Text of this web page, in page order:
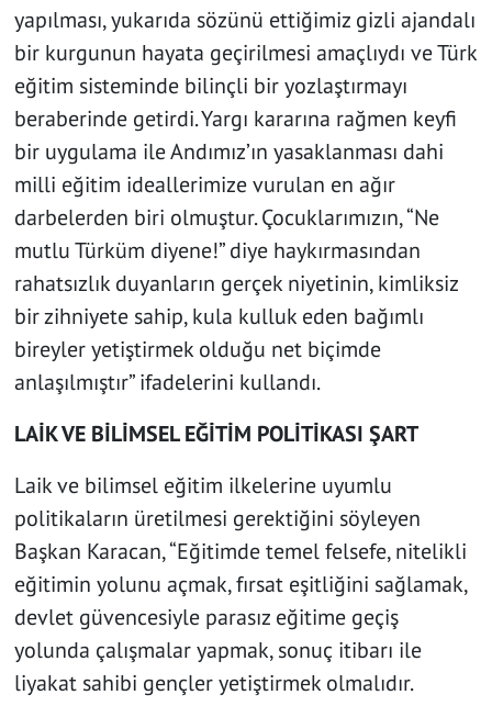
yapılması, yukarıda sözünü ettiğimiz gizli ajandalı
bir kurgunun hayata geçirilmesi amaçlıydı ve Türk
eğitim sisteminde bilinçli bir yozlaştırmayı
beraberinde getirdi. Yargı kararına rağmen keyfi
bir uygulama ile Andımız’ın yasaklanması dahi
milli eğitim ideallerimize vurulan en ağır
darbelerden biri olmuştur. Çocuklarımızın, “Ne
mutlu Türküm diyene!” diye haykırmasından
rahatsızlık duyanların gerçek niyetinin, kimliksiz
bir zihniyete sahip, kula kulluk eden bağımlı
bireyler yetiştirmek olduğu net biçimde
anlaşılmıştır” ifadelerini kullandı.
LAİK VE BİLİMSEL EĞİTİM POLİTİKASI ŞART
Laik ve bilimsel eğitim ilkelerine uyumlu
politikaların üretilmesi gerektiğini söyleyen
Başkan Karacan, “Eğitimde temel felsefe, nitelikli
eğitimin yolunu açmak, fırsat eşitliğini sağlamak,
devlet güvencesiyle parasız eğitime geçiş
yolunda çalışmalar yapmak, sonuç itibarı ile
liyakat sahibi gençler yetiştirmek olmalıdır.